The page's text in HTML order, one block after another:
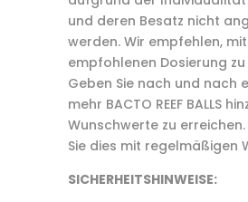
und deren Besatz nicht
werden. Wir empfehlen,
empfohlenen Dosierung
Geben Sie nach und nach
mehr BACTO REEF BALLS
Wunschwerte zu
Sie dies mit regelmäßigen
SICHERHEITSHINWEISE: